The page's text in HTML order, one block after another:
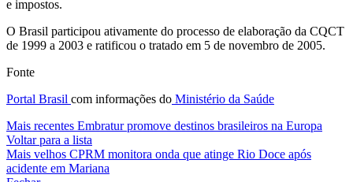
e impostos.
O Brasil participou ativamente do processo de elaboração da CQCT
de 1999 a 2003 e ratificou o tratado em 5 de novembro de 2005.
Fonte
Portal Brasil com informações do Ministério da Saúde
Mais recentes Embratur promove destinos brasileiros na Europa
Voltar para a lista
Mais velhos CPRM monitora onda que atinge Rio Doce após
acidente em Mariana